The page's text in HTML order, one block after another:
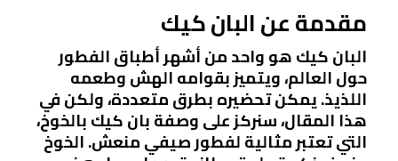
مقدمة عن البان كيك
البان كيك هو واحد من أشهر أطباق الفطور
حول العالم، ويتميز بقوامه الهش وطعمه
اللذيذ. يمكن تحضيره بطرق متعددة، ولكن في
هذا المقال، سنركز على وصفة بان كيك بالخوخ،
التي تعتبر مثالية لفطور صيفي منعش. الخوخ